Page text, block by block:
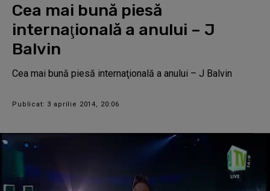
Cea mai bună piesă
internaţională a anului – J
Balvin
Cea mai bună piesă internaţională a anului – J Balvin
Publicat: 3 aprilie 2014, 20:06